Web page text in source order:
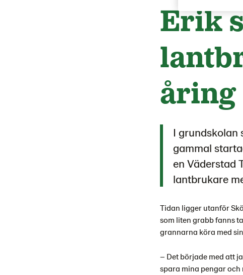
Erik
åring
I grundskolan
gammal
en Väderstad
lantbrukare
Tidan ligger utanför
som liten grabb fanns
grannarna köra med
– Det började med att
spara mina pengar och